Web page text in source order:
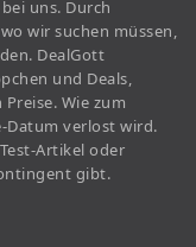
uns. Durch
wir suchen müssen,
DealGott
und Deals,
Wie zum
Datum verlost wird.
Artikel oder
gibt.